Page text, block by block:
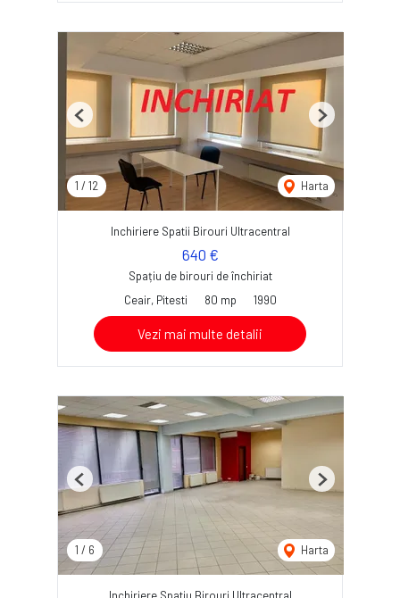
1 / 12 Harta
Previous Next
Inchiriere Spatii Birouri Ultracentral
640 €
Spațiu de birouri de închiriat
Ceair, Pitesti
80 mp 1990
Vezi mai multe detalii
1 / 6 Harta
Previous Next